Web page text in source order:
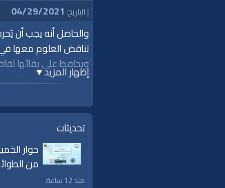
| التاريخ: 04/29/2021
إظهار المزيد▼
والحاصل أنه يجب أن
تناقض العلوم معها
ويحافظ على بقائها
يلاحظوا العقيدة
كتاب الشخصية
لمشاهدة المزيد
تحديثات
حوار
من
منذ 12 ساعة